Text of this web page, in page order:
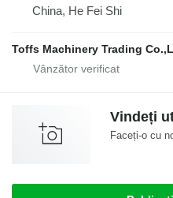
China, He Fei Shi
Toffs Machinery Trading
Vindeți
Faceți-o cu